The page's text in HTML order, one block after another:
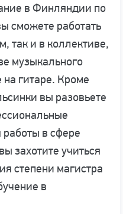
в Финляндии по
сможете работать
так и в коллективе,
музыкального
на гитаре. Кроме
вы разовьете
в сфере
захотите учиться
степени магистра
в